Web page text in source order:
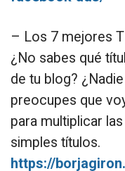
– Los 7 mejores
¿No sabes qué
de tu blog?
preocupes que
para multiplicar
simples títulos.
https://